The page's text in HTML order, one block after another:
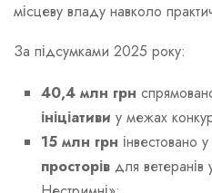
місцеву владу навколо
За підсумками 2025 року:
40,4 млн грн
ініціативи у межах
15 млн грн інвестовано
просторів для ветеранів